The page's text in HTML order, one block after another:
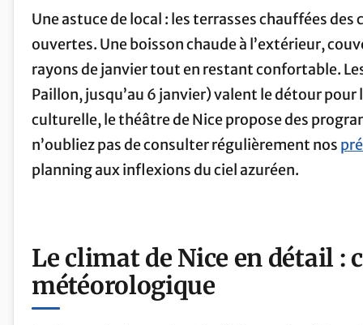
Une astuce de local : les terrasses chauffées
ouvertes. Une boisson chaude à l’extérieur,
rayons de janvier tout en restant confortable.
Paillon, jusqu’au 6 janvier) valent le détour
culturelle, le théâtre de Nice propose des
n’oubliez pas de consulter régulièrement nos
planning aux inflexions du ciel azuréen.
Le climat de Nice en détail :
météorologique